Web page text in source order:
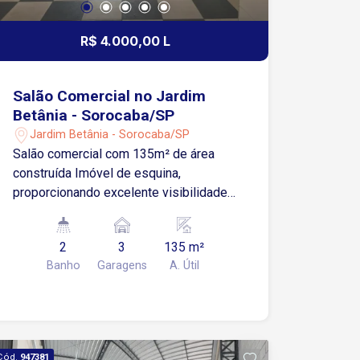
R$ 4.000,00 L
Salão Comercial no Jardim
Betânia - Sorocaba/SP
Jardim Betânia - Sorocaba/SP
Salão comercial com 135m² de área
construída Imóvel de esquina,
proporcionando excelente visibilidade
interno versátil, facilitando a adaptação
conforme a necessidade da operação
Conta com copa e cozinha 2 banheiros
vias da zona norte, proporcionando alta
2
Banho
3
Garagens
135 m²
A. Útil
947381